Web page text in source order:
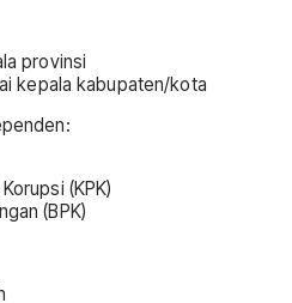
provinsi
kepala kabupaten/kota
(KPK)
(BPK)